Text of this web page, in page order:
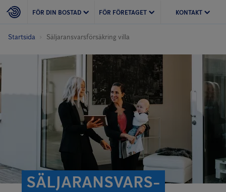
FÖR DIN BOSTAD FÖR FÖRETAGET KONTAKT
Startsida Säljaransvars­försäkring villa
SÄLJARANSVARS­